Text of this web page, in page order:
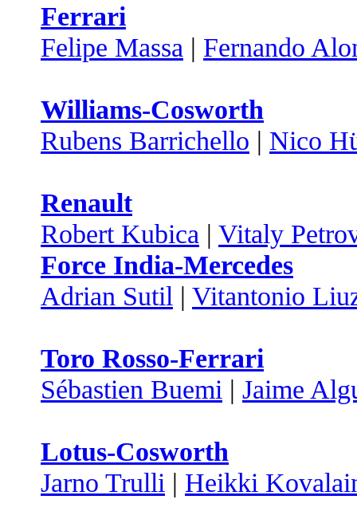
Ferrari
Felipe Massa | Fernando
Williams-Cosworth
Rubens Barrichello | Nico
Renault
Robert Kubica | Vitaly
Force India-Mercedes
Adrian Sutil | Vitantonio
Toro Rosso-Ferrari
Sébastien Buemi | Jaime
Lotus-Cosworth
Jarno Trulli | Heikki